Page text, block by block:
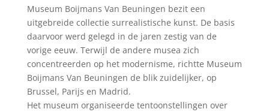
Museum Boijmans Van Beuningen bezit een
uitgebreide collectie surrealistische kunst. De basis
daarvoor werd gelegd in de jaren zestig van de
vorige eeuw. Terwijl de andere musea zich
concentreerden op het modernisme, richtte Museum
Boijmans Van Beuningen de blik zuidelijker, op
Brussel, Parijs en Madrid.
Het museum organiseerde tentoonstellingen over